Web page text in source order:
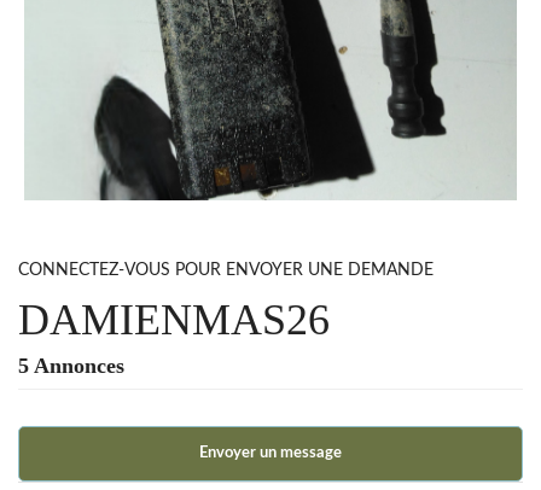
CONNECTEZ-VOUS POUR ENVOYER UNE DEMANDE
DAMIENMAS26
5 Annonces
Envoyer un message